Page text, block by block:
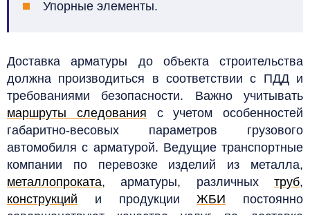
Упорные элементы.
Доставка арматуры до объекта строительства
должна производиться в соответствии с ПДД и
требованиями безопасности. Важно учитывать
маршруты следования с учетом особенностей
габаритно-весовых параметров грузового
автомобиля с арматурой. Ведущие транспортные
компании по перевозке изделий из металла,
металлопроката, арматуры, различных труб,
конструкций и продукции ЖБИ постоянно